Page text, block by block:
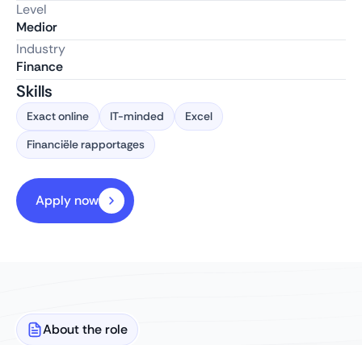
Level
Medior
Industry
Finance
Skills
Exact online IT-minded
Excel
Financiële rapportages
Apply now
About the role